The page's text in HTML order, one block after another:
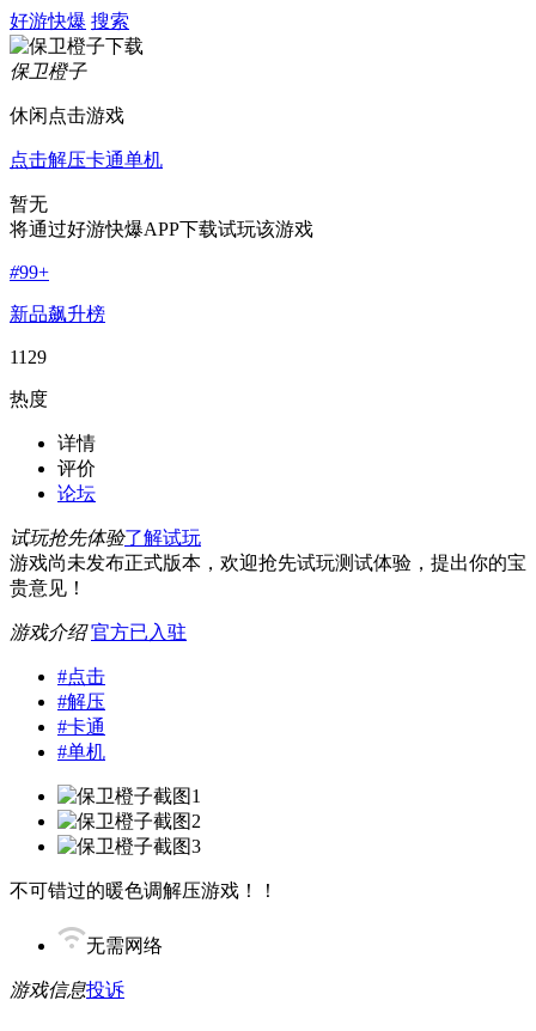
好游快爆 搜索
保卫橙子
休闲点击游戏
点击解压卡通单机
暂无
将通过好游快爆APP下载试玩该游戏
#99+
新品飙升榜
1129
热度
详情
评价
论坛
试玩抢先体验了解试玩
游戏尚未发布正式版本，欢迎抢先试玩测试体验，提出你的宝
贵意见！
游戏介绍 官方已入驻
#点击
#解压
#卡通
#单机
不可错过的暖色调解压游戏！！
无需网络
游戏信息投诉